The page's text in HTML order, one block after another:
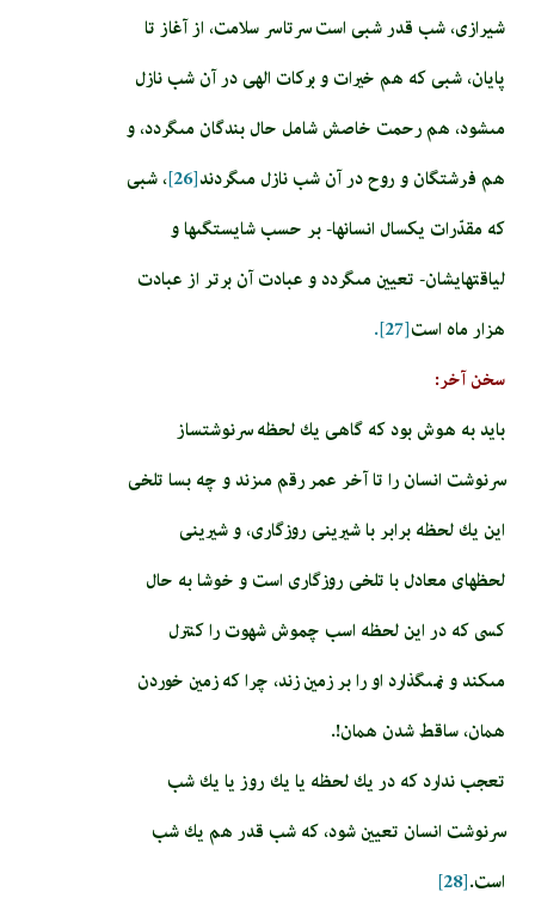
شیرازی، شب قدر شبى است سرتاسر سلامت، از آغاز تا
پايان، شبی که هم خيرات و بركات الهى در آن شب نازل
مى‏شود، هم رحمت خاصش شامل حال بندگان مى‏گردد، و
هم فرشتگان و روح در آن شب نازل مى‏گردند[26]
، شبى
كه مقدّرات يكسال انسان­ها- بر حسب شايستگى‏ها و
لياقت‏هايشان- تعيين مى‏گردد و عبادت آن برتر از عبادت
هزار ماه است[27].
سخن آخر:
باید به هوش بود كه گاهى يك لحظه سرنوشت‏ساز
سرنوشت انسان را تا آخر عمر رقم مى‏زند و چه بسا تلخى
اين يك لحظه برابر با شيرينى روزگارى، و شيرينى
لحظه‏اى معادل با تلخى روزگارى است و خوشا به حال
كسى كه در اين لحظه اسب چموش شهوت را كنترل
مى‏كند و نمى‏گذارد او را بر زمين زند، چرا كه زمين خوردن
همان، ساقط شدن همان!.
تعجب ندارد كه در يك لحظه يا يك روز يا يك شب
سرنوشت انسان تعيين شود، كه شب قدر هم يك شب
است.[28]